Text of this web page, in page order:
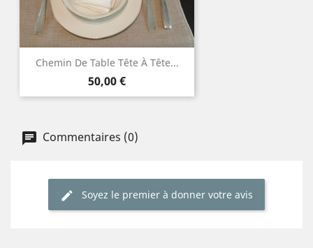
Chemin De Table Tête À Tête...
Prix
50,00 €
Commentaires (0)
Soyez le premier à donner votre avis